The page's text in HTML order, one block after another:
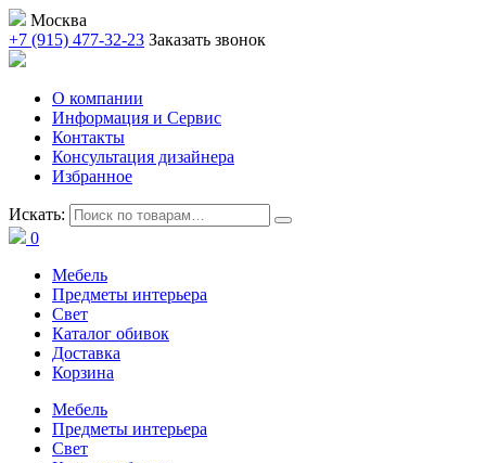
Москва
+7 (915) 477-32-23 Заказать звонок
О компании
Информация и Сервис
Контакты
Консультация дизайнера
Избранное
Искать:
0
Мебель
Предметы интерьера
Свет
Каталог обивок
Доставка
Корзина
Мебель
Предметы интерьера
Свет